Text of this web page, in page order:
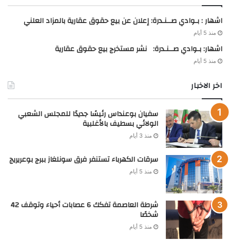
اشهار : بـوادي صــنـدرة: إعلان عن بيع حقوق عقارية بالمزاد العلني
منذ 5 أيام
اشهار: بـوادي صــنـدرة: نشر مستخرج بيع حقوق عقارية
منذ 5 أيام
اخر الاخبار
سفيان بوعنداس رئيسًا جديدًا للمجلس الشعبي
الولائي بسطيف بالأغلبية
منذ 3 أيام
سرقات الكهرباء تستنفر فرق سونلغاز ببرج بوعريريج
منذ 5 أيام
شرطة العاصمة تفكك 6 عصابات أحياء وتوقف 42
شخصًا
منذ 5 أيام